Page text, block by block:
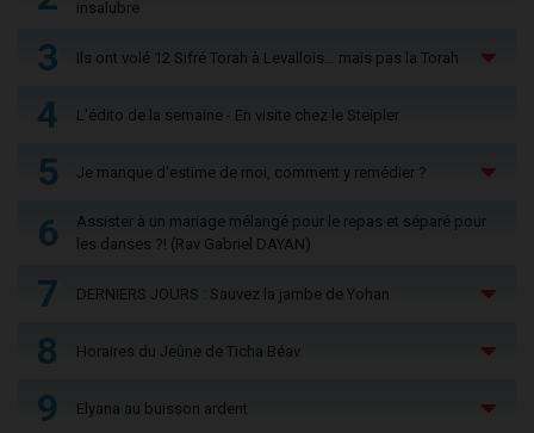
insalubre
3 Ils ont volé 12 Sifré Torah à Levallois… mais pas la Torah
4 L'édito de la semaine - En visite chez le Steipler
5 Je manque d'estime de moi, comment y remédier ?
6
Assister à un mariage mélangé pour le repas et séparé pour
les danses ?! (Rav Gabriel DAYAN)
7 DERNIERS JOURS : Sauvez la jambe de Yohan
8 Horaires du Jeûne de Ticha Béav
9 Elyana au buisson ardent